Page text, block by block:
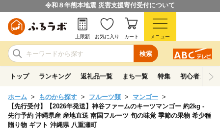
令和８年熊本地震 災害支援寄付受付について
検索
上限額 お気に入り カート メニュー
トップ ランキング 返礼品一覧 まち一覧 特集 初心者ガイド
ホーム ものから探す フルーツ類
マンゴー
【先行受付】【2026年発送】神谷ファームのキーツマンゴー 約2kg -
先行予約 沖縄県産 産地直送 南国フルーツ 旬の味覚 季節の果物 希少種
贈り物 ギフト 沖縄県 八重瀬町